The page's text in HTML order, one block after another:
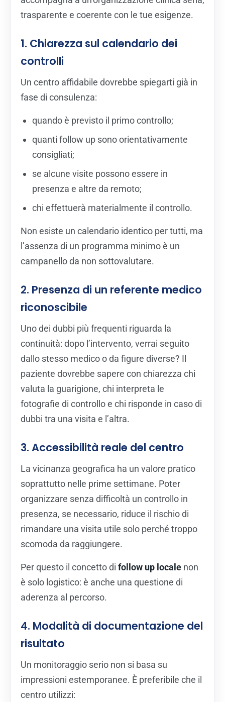
trasparente e coerente con le tue esigenze.
1. Chiarezza sul calendario dei
controlli
Un centro affidabile dovrebbe spiegarti già in
fase di consulenza:
quando è previsto il primo controllo;
quanti follow up sono orientativamente
consigliati;
se alcune visite possono essere in
presenza e altre da remoto;
chi effettuerà materialmente il controllo.
Non esiste un calendario identico per tutti, ma
l’assenza di un programma minimo è un
campanello da non sottovalutare.
2. Presenza di un referente medico
riconoscibile
Uno dei dubbi più frequenti riguarda la
continuità: dopo l’intervento, verrai seguito
dallo stesso medico o da figure diverse? Il
paziente dovrebbe sapere con chiarezza chi
valuta la guarigione, chi interpreta le
fotografie di controllo e chi risponde in caso di
dubbi tra una visita e l’altra.
3. Accessibilità reale del centro
La vicinanza geografica ha un valore pratico
soprattutto nelle prime settimane. Poter
organizzare senza difficoltà un controllo in
presenza, se necessario, riduce il rischio di
rimandare una visita utile solo perché troppo
scomoda da raggiungere.
Per questo il concetto di follow up locale non
è solo logistico: è anche una questione di
aderenza al percorso.
4. Modalità di documentazione del
risultato
Un monitoraggio serio non si basa su
impressioni estemporanee. È preferibile che il
centro utilizzi: